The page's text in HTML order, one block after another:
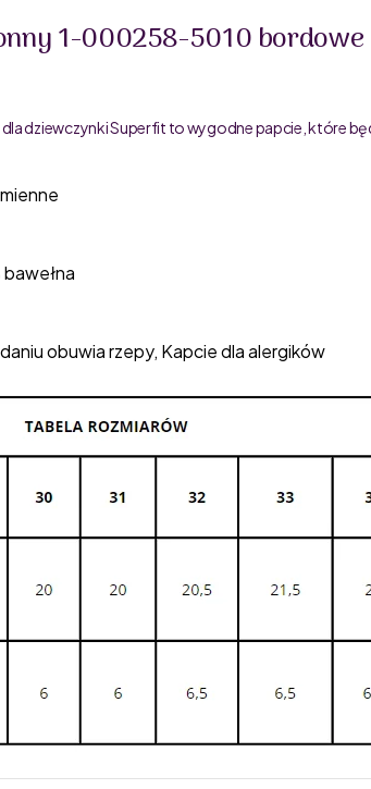
1-000258-5010 bordowe
dziewczynki Superfit to wygodne papcie, które
obuwia rzepy, Kapcie dla alergików